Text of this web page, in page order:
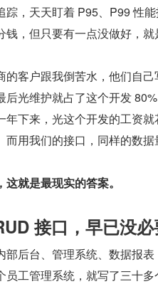
踪，天天盯着 P95、P99 性
，但只要有一点没做好，就
的客户跟我倒苦水，他们自
后光维护就占了这个开发
年下来，光这个开发的工资
用我们的接口，同样的数据
就是最现实的答案。
接口，早已没
部后台、管理系统、数据报
员工管理系统，就写了三十